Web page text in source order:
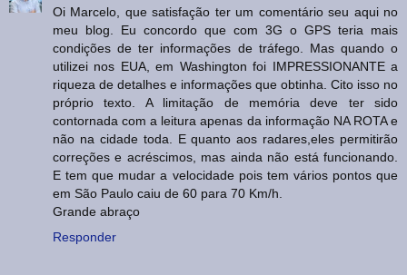
Oi Marcelo, que satisfação ter um comentário seu aqui no
meu blog. Eu concordo que com 3G o GPS teria mais
condições de ter informações de tráfego. Mas quando o
utilizei nos EUA, em Washington foi IMPRESSIONANTE a
riqueza de detalhes e informações que obtinha. Cito isso no
próprio texto. A limitação de memória deve ter sido
contornada com a leitura apenas da informação NA ROTA e
não na cidade toda. E quanto aos radares,eles permitirão
correções e acréscimos, mas ainda não está funcionando.
E tem que mudar a velocidade pois tem vários pontos que
em São Paulo caiu de 60 para 70 Km/h.
Grande abraço
Responder